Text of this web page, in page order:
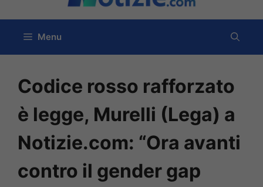
contenuto
Menu
Codice rosso rafforzato
è legge, Murelli (Lega) a
Notizie.com: “Ora avanti
contro il gender gap